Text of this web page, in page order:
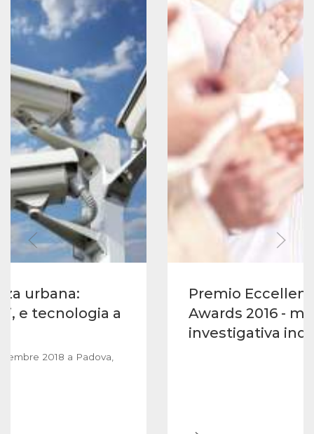
urbana:
e tecnologia a
2018 a Padova,
Premio
Awards 2016 -
investigativa